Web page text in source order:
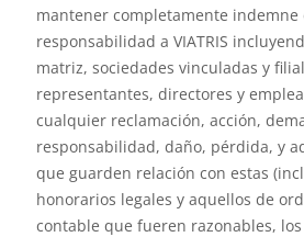
mantener completamente indemne
responsabilidad a VIATRIS
matriz, sociedades vinculadas y
representantes, directores y
cualquier reclamación, acción,
responsabilidad, daño, pérdida, y
que guarden relación con estas
honorarios legales y aquellos de
contable que fueren razonables,